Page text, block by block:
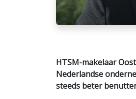
HTSM-makelaar
Nederlandse
steeds beter